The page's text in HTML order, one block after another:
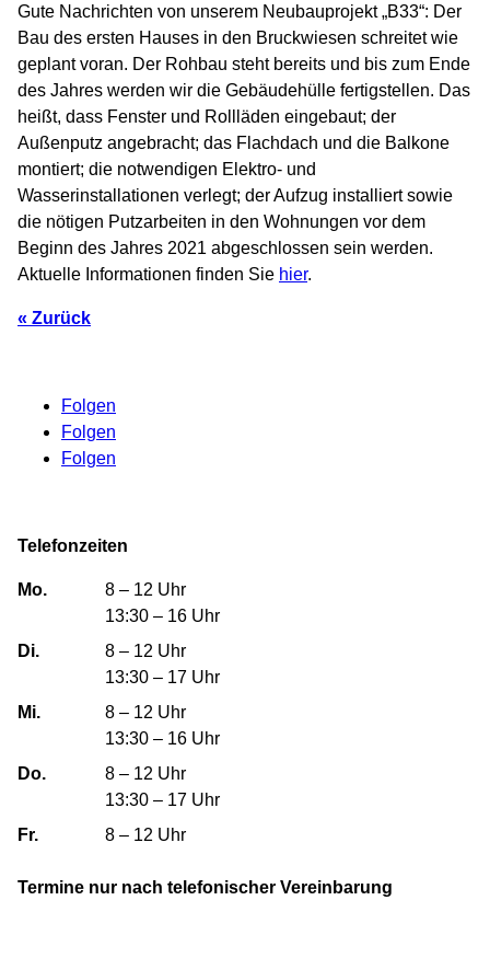
Gute Nachrichten von unserem Neubauprojekt „B33“: Der
Bau des ersten Hauses in den Bruckwiesen schreitet wie
geplant voran. Der Rohbau steht bereits und bis zum Ende
des Jahres werden wir die Gebäudehülle fertigstellen. Das
heißt, dass Fenster und Rollläden eingebaut; der
Außenputz angebracht; das Flachdach und die Balkone
montiert; die notwendigen Elektro- und
Wasserinstallationen verlegt; der Aufzug installiert sowie
die nötigen Putzarbeiten in den Wohnungen vor dem
Beginn des Jahres 2021 abgeschlossen sein werden.
Aktuelle Informationen finden Sie hier.
« Zurück
Folgen
Folgen
Folgen
Telefonzeiten
Mo.
8 – 12 Uhr
13:30 – 16 Uhr
Di.
8 – 12 Uhr
13:30 – 17 Uhr
Mi.
8 – 12 Uhr
13:30 – 16 Uhr
Do.
8 – 12 Uhr
13:30 – 17 Uhr
Fr.
8 – 12 Uhr
Termine nur nach telefonischer Vereinbarung